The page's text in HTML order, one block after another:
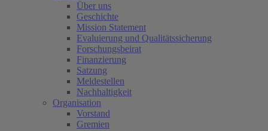
Über uns
Geschichte
Mission Statement
Evaluierung und Qualitätssicherung
Forschungsbeirat
Finanzierung
Satzung
Meldestellen
Nachhaltigkeit
Organisation
Vorstand
Gremien